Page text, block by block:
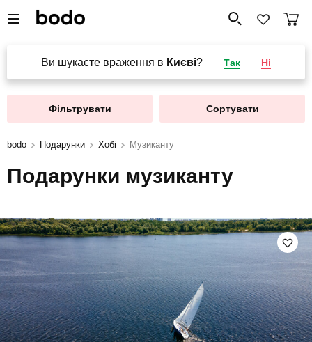
Ви шукаєте враження в Києві? Так Ні
Фільтрувати Сортувати
bodo Подарунки Хобі Музиканту
Подарунки музиканту